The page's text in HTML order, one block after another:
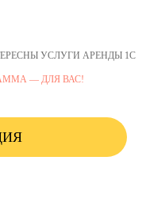
УСЛУГИ АРЕНДЫ 1С
— ДЛЯ ВАС!